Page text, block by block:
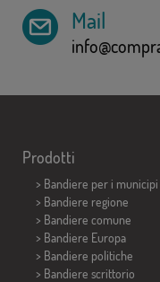
Mail
Prodotti
> Bandiere per i municipi
> Bandiere regione
> Bandiere comune
> Bandiere Europa
> Bandiere politiche
> Bandiere scrittorio